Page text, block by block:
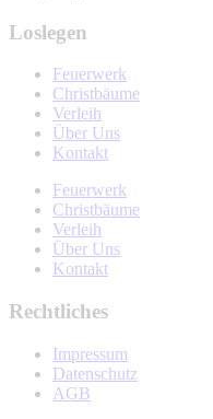
Loslegen
Feuerwerk
Christbäume
Verleih
Über Uns
Kontakt
Feuerwerk
Christbäume
Verleih
Über Uns
Kontakt
Rechtliches
Impressum
Datenschutz
AGB